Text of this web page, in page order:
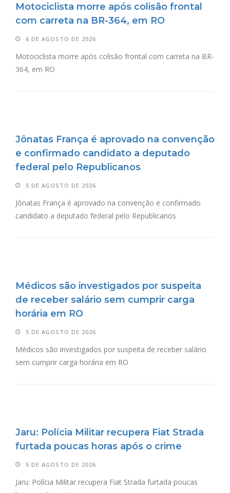
Motociclista morre após colisão frontal
com carreta na BR-364, em RO
6 DE AGOSTO DE 2026
Motociclista morre após colisão frontal com carreta na BR-
364, em RO
Jônatas França é aprovado na convenção
e confirmado candidato a deputado
federal pelo Republicanos
5 DE AGOSTO DE 2026
Jônatas França é aprovado na convenção e confirmado
candidato a deputado federal pelo Republicanos
Médicos são investigados por suspeita
de receber salário sem cumprir carga
horária em RO
5 DE AGOSTO DE 2026
Médicos são investigados por suspeita de receber salário
sem cumprir carga horária em RO
Jaru: Polícia Militar recupera Fiat Strada
furtada poucas horas após o crime
5 DE AGOSTO DE 2026
Jaru: Polícia Militar recupera Fiat Strada furtada poucas